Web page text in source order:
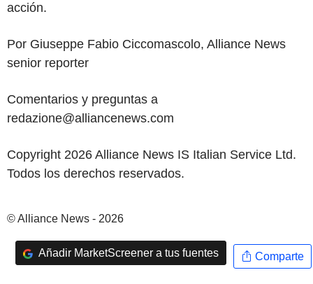
acción.
Por Giuseppe Fabio Ciccomascolo, Alliance News
senior reporter
Comentarios y preguntas a
redazione@alliancenews.com
Copyright 2026 Alliance News IS Italian Service Ltd.
Todos los derechos reservados.
© Alliance News - 2026
Añadir MarketScreener a tus fuentes Comparte